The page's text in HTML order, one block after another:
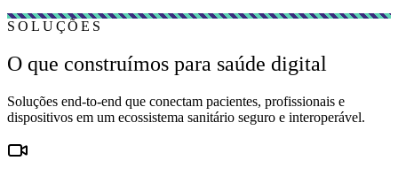
SOLUÇÕES
O que construímos para saúde digital
Soluções end-to-end que conectam pacientes, profissionais e
dispositivos em um ecossistema sanitário seguro e interoperável.